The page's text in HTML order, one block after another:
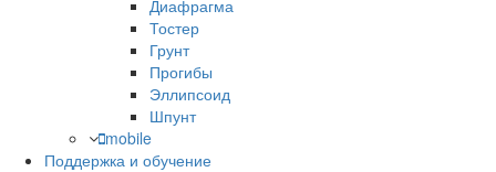
Диафрагма
Тостер
Грунт
Прогибы
Эллипсоид
Шпунт
mobile
Поддержка и обучение